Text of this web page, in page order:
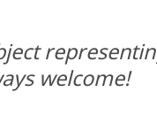
welcome!